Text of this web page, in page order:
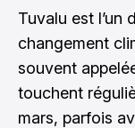
Tuvalu est l’un
changement
souvent
touchent
mars, parfois